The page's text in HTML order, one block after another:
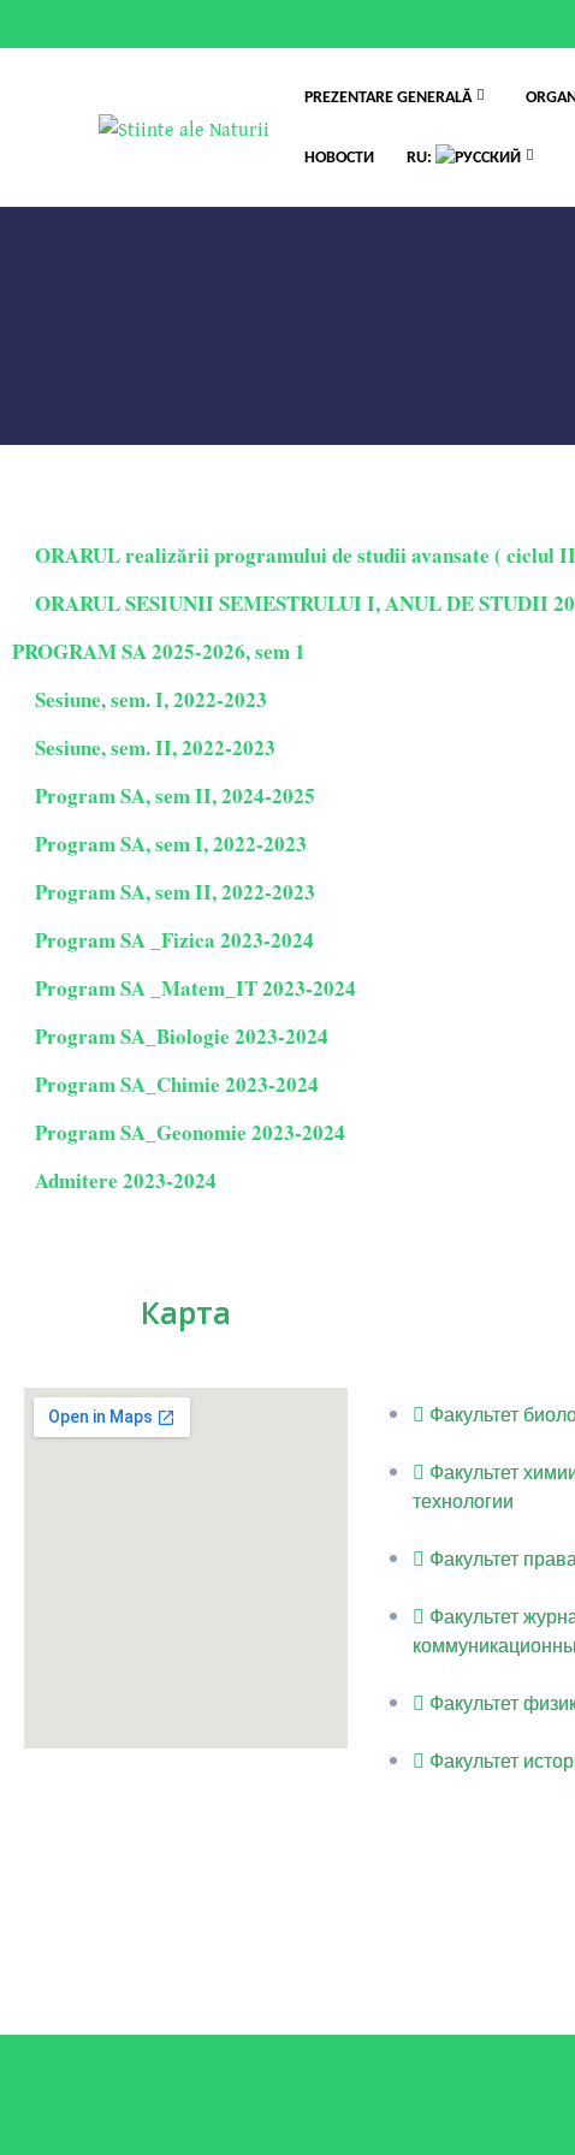
PREZENTARE GENERALĂ
НОВОСТИ RU:
ORARUL realizării programului de studii avansate ( ciclul
ORARULSESIUNII SEMESTRULUI I, ANUL DE STUDII
PROGRAM SA 2025-2026, sem 1
Sesiune, sem. I, 2022-2023
Sesiune, sem. II, 2022-2023
Program SA, sem II, 2024-2025
Program SA, sem I, 2022-2023
Program SA, sem II, 2022-2023
Program SA _Fizica 2023-2024
Program SA _Matem_IT 2023-2024
Program SA_Biologie 2023-2024
Program SA_Chimie 2023-2024
Program SA_Geonomie 2023-2024
Admitere 2023-2024
Карта
Факультет
Факультет
технологии
Факультет права
Факультет
Факультет
Факультет